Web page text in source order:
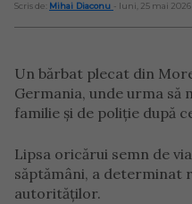
Scris de: Mihai Diaconu - luni, 25 mai 2026
Un bărbat plecat din
Germania, unde urma să
familie și de poliție după
Lipsa oricărui semn de
săptămâni, a determinat
autorităților.